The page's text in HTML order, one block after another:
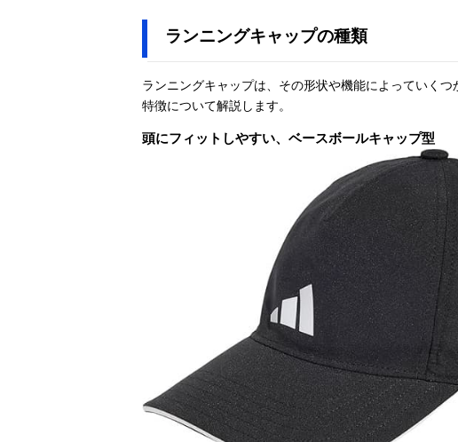
ランニングキャップの種類
ランニングキャップは、その形状や機能によっていく
特徴について解説します。
頭にフィットしやすい、ベースボールキャップ型